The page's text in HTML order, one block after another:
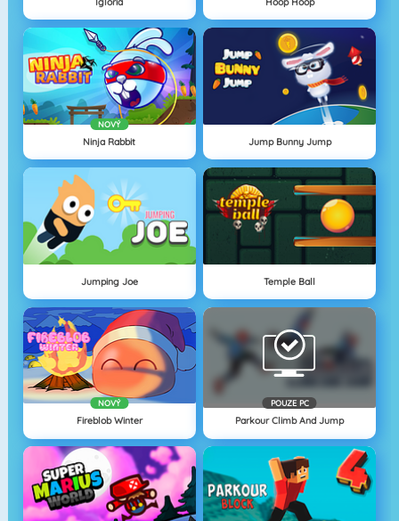
NOVÝ
Ninja Rabbit Jump Bunny Jump
Jumping Joe Temple Ball
NOVÝ
Fireblob Winter
POUZE PC
Parkour Climb And Jump